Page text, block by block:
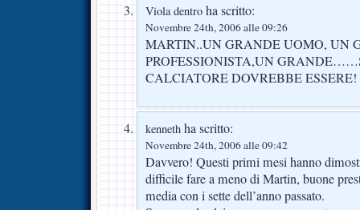
Viola dentro ha scritto:
Novembre 24th, 2006 alle 09:26
MARTIN..UN GRANDE UOMO, UN
PROFESSIONISTA,UN
CALCIATORE DOVREBBE ESSERE!
kenneth ha scritto:
Novembre 24th, 2006 alle 09:42
Davvero! Questi primi mesi hanno
difficile fare a meno di Martin, buone
media con i sette dell’anno passato.